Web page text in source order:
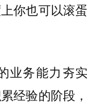
你也可以滚蛋
业务能力夯实
经验的阶段，